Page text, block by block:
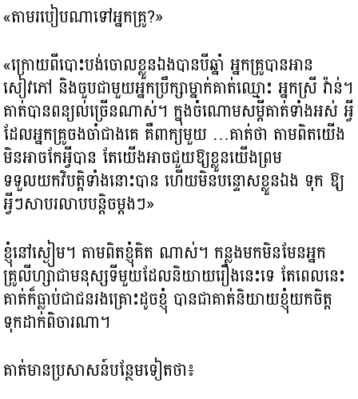
«តាមរបៀបណាទៅអ្នកគ្រូ?»
«ក្រោយពីបោះបង់ចោលខ្លួនឯងបានបីឆ្នាំ អ្នកគ្រូបានអាន
សៀវភៅ និងចួបជាមួយអ្នកប្រឹក្សាម្នាក់គាត់ឈ្មោះ អ្នកស្រី វ៉ាន់។
គាត់បានពន្យល់ច្រើនណាស់។ ក្នុងចំណោមសម្តីគាត់ទាំងអស់ អ្វី
ដែលអ្នកគ្រូចងចាំជាងគេ គឺពាក្យមួយ …គាត់ថា តាមពិត​យើង
មិនអាចកែអ្វីបាន តែយើងអាចជួយឱ្យខ្លួនយើង​ព្រម
ទទួលយកវិបត្តិទាំងនោះបាន ហើយមិនបន្ទោសខ្លួនឯង ទុក ឱ្យ
អ្វីៗសាបរលាបបន្តិចម្តងៗ»
ខ្ញុំនៅស្ងៀម។​ តាមពិត​ខ្ញុំគិត ណាស់។ កន្លងមកមិនមែន​អ្នក
គ្រូលីហ្សាជាមនុស្សទីមួយដែលនិយាយរឿងនេះទេ តែពេលនេះ
គាត់ក៏ធ្លាប់ជាជនរងគ្រោះដូចខ្ញុំ បានជាគាត់និយាយខ្ញុំយកចិត្ត​
ទុកដាក់ពិចារណា។
គាត់មានប្រសាសន៍បន្ថែមទៀតថា៖